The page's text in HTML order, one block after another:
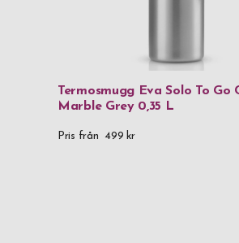
Termosmugg Eva Solo To Go
Marble Grey 0,35 L
Pris från 499 kr